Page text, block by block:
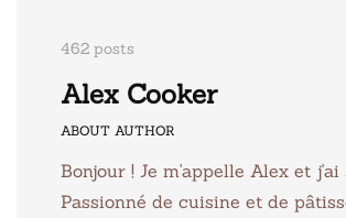
462 posts
Alex Cooker
ABOUT AUTHOR
Bonjour ! Je m'appelle Alex et j'ai
Passionné de cuisine et de